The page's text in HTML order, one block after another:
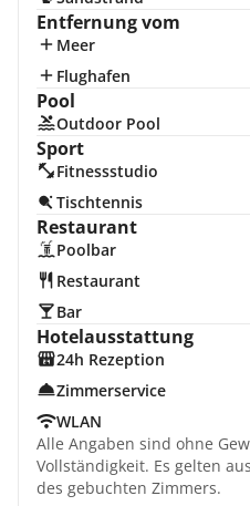
Entfernung vom
Meer
Flughafen
Pool
Outdoor Pool
Sport
Fitnessstudio
Tischtennis
Restaurant
Poolbar
Restaurant
Bar
Hotelausstattung
24h Rezeption
Zimmerservice
WLAN
Alle Angaben sind ohne
Vollständigkeit. Es gelten
des gebuchten Zimmers.